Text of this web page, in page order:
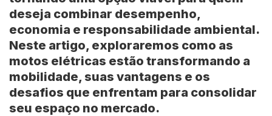
deseja combinar desempenho,
economia e responsabilidade ambiental.
Neste artigo, exploraremos como as
motos elétricas estão transformando a
mobilidade, suas vantagens e os
desafios que enfrentam para consolidar
seu espaço no mercado.